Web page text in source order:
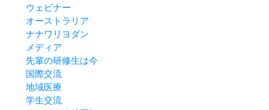
ウェビナー
オーストラリア
ナナワリヨダン
メディア
先輩の研修生は今
国際交流
地域医療
学生交流